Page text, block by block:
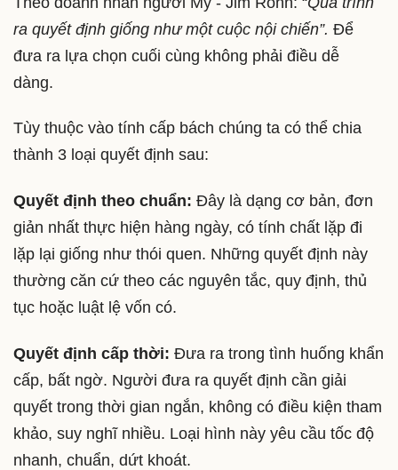
ra quyết định giống như một cuộc nội chiến”. Để
đưa ra lựa chọn cuối cùng không phải điều dễ
dàng.
Tùy thuộc vào tính cấp bách chúng ta có thể chia
thành 3 loại quyết định sau:
Quyết định theo chuẩn: Đây là dạng cơ bản, đơn
giản nhất thực hiện hàng ngày, có tính chất lặp đi
lặp lại giống như thói quen. Những quyết định này
thường căn cứ theo các nguyên tắc, quy định, thủ
tục hoặc luật lệ vốn có.
Quyết định cấp thời: Đưa ra trong tình huống khẩn
cấp, bất ngờ. Người đưa ra quyết định cần giải
quyết trong thời gian ngắn, không có điều kiện tham
khảo, suy nghĩ nhiều. Loại hình này yêu cầu tốc độ
nhanh, chuẩn, dứt khoát.